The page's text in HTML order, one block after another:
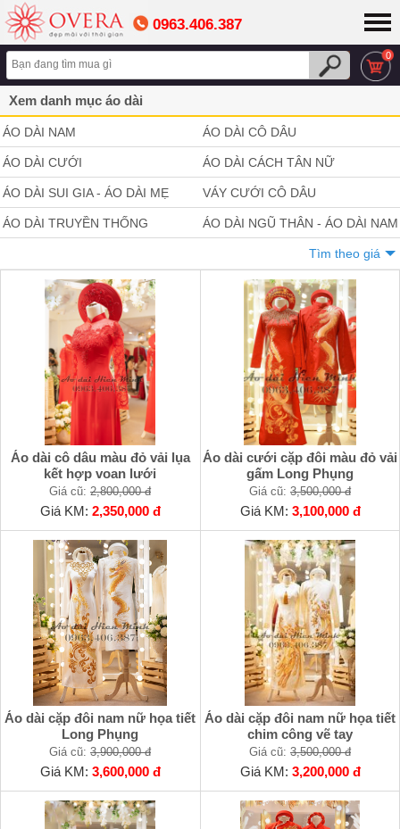
0963.406.387
0
Xem danh mục áo dài
ÁO DÀI NAM ÁO DÀI CÔ DÂU
ÁO DÀI CƯỚI ÁO DÀI CÁCH TÂN NỮ
ÁO DÀI SUI GIA - ÁO DÀI MẸ VÁY CƯỚI CÔ DÂU
ÁO DÀI TRUYỀN THỐNG ÁO DÀI NGŨ THÂN - ÁO DÀI NAM
Tìm theo giá
Áo dài cô dâu màu đỏ vải lụa
kết hợp voan lưới
Giá cũ: 2,800,000 đ
Giá KM: 2,350,000 đ
Áo dài cưới cặp đôi màu đỏ vải
gấm Long Phụng
Giá cũ: 3,500,000 đ
Giá KM: 3,100,000 đ
Áo dài cặp đôi nam nữ họa tiết
Long Phụng
Giá cũ: 3,900,000 đ
Giá KM: 3,600,000 đ
Áo dài cặp đôi nam nữ họa tiết
chim công vẽ tay
Giá cũ: 3,500,000 đ
Giá KM: 3,200,000 đ